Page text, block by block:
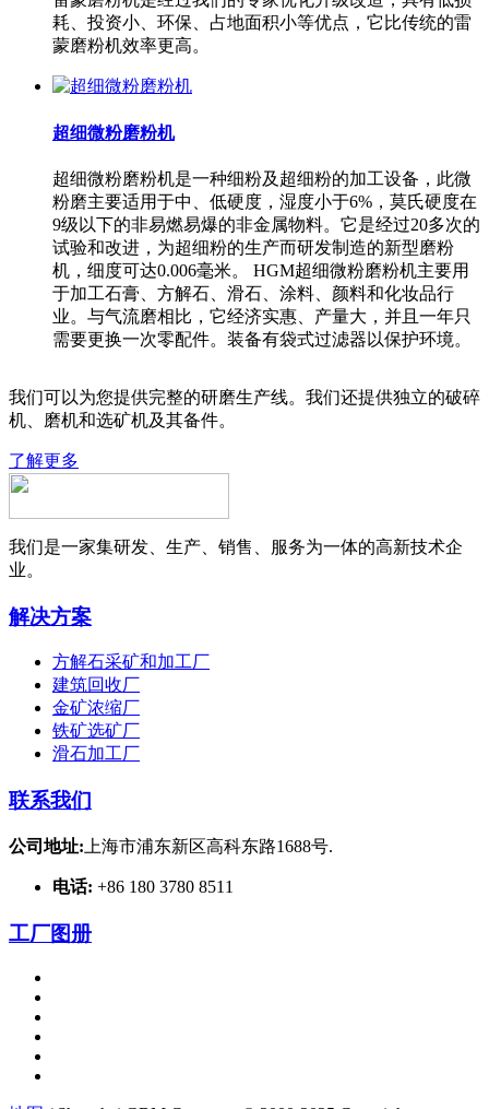
耗、投资小、环保、占地面积小等优点，它比传统的雷
蒙磨粉机效率更高。
超细微粉磨粉机
超细微粉磨粉机是一种细粉及超细粉的加工设备，此微
粉磨主要适用于中、低硬度，湿度小于6%，莫氏硬度在
9级以下的非易燃易爆的非金属物料。它是经过20多次的
试验和改进，为超细粉的生产而研发制造的新型磨粉
机，细度可达0.006毫米。 HGM超细微粉磨粉机主要用
于加工石膏、方解石、滑石、涂料、颜料和化妆品行
业。与气流磨相比，它经济实惠、产量大，并且一年只
需要更换一次零配件。装备有袋式过滤器以保护环境。
我们可以为您提供完整的研磨生产线。我们还提供独立的破碎
机、磨机和选矿机及其备件。
了解更多
我们是一家集研发、生产、销售、服务为一体的高新技术企
业。
解决方案
方解石采矿和加工厂
建筑回收厂
金矿浓缩厂
铁矿选矿厂
滑石加工厂
联系我们
公司地址: 上海市浦东新区高科东路1688号.
电话: +86 180 3780 8511
工厂图册